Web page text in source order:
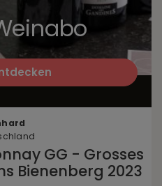
GG - Grosses
Bienenberg 2023